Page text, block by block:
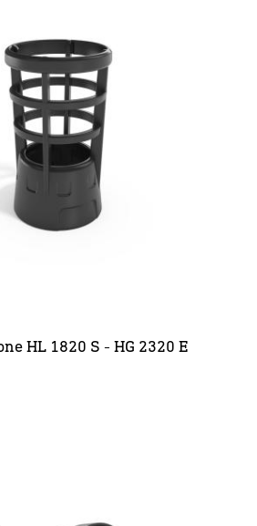
HL 1820 S - HG 2320 E